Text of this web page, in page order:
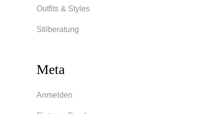
Outfits & Styles
Stilberatung
Meta
Anmelden